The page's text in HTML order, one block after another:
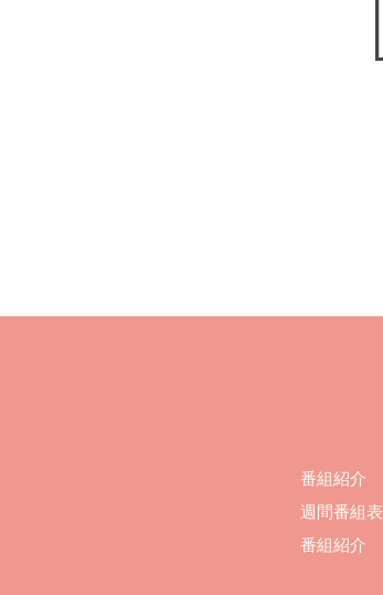
番組紹介
週間番組表
番組紹介